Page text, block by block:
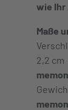
wie Ihr
Maße
2,2 cm